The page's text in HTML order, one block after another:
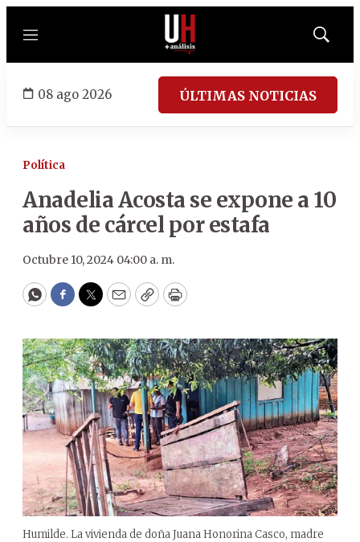
Menú
Mostrar
08 ago 2026 ÚLTIMAS NOTICIAS
Política
Anadelia Acosta se expone a 10
años de cárcel por estafa
Octubre 10, 2024 04:00 a. m.
WhatsApp
Facebook
Twitter
EmailCopyPrint
Humilde. La vivienda de doña Juana Honorina Casco, madre